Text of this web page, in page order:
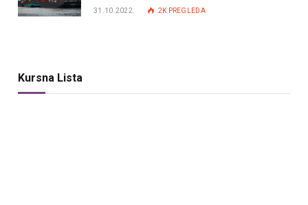
31.10.2022. 2K PREGLEDA
Kursna Lista